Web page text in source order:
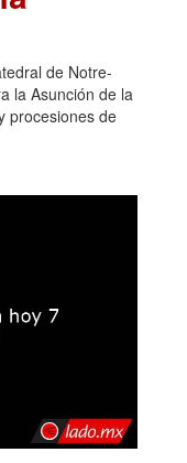
de Notre-
la Asunción de la
procesiones de